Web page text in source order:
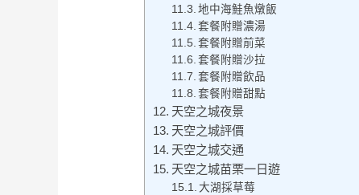
地中海鮭魚燉飯
套餐附贈濃湯
套餐附贈前菜
套餐附贈沙拉
套餐附贈飲品
套餐附贈甜點
天空之城夜景
天空之城評價
天空之城交通
天空之城苗栗一日遊
大湖採草莓